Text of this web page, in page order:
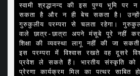
स्वामी श्रद्धानन्द की इस पुण्य भूमि पर
सकता है और न ही बेच सकता है।
गुरुकुलीय परम्परा से चलता रहेगा।
वाले छात्र-छात्रा अपने मंसूबे पूरे नहीं
शिक्षा की व्यवस्था लागू नहीं की जा
इस परम्परा में विश्वास रखते वह दूसरे
प्रवेश ले सकते हैं। भारतीय संस्कृति को
प्रेरणा कार्यक्रम मिल का पत्थर साबित